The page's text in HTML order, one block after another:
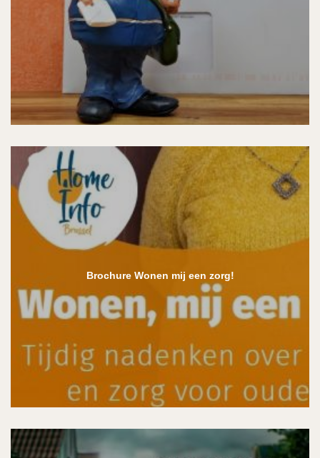
Brochure Wonen mij een zorg!